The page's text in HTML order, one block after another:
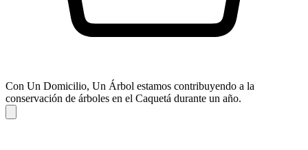
Con Un Domicilio, Un Árbol estamos contribuyendo a la
conservación de árboles en el Caquetá durante un año.